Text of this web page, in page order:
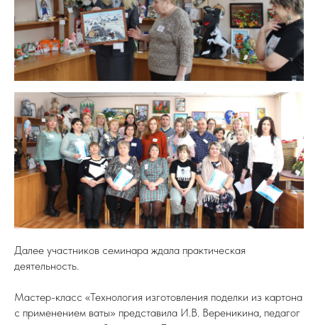
Далее участников семинара ждала практическая
деятельность.
Мастер-класс «Технология изготовления поделки из картона
с применением ваты» представила И.В. Вереникина, педагог